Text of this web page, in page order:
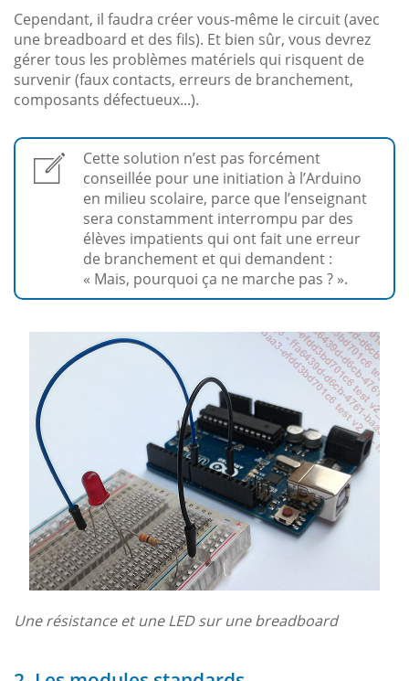
Cependant, il faudra créer vous-même le circuit (avec
une breadboard et des fils). Et bien sûr, vous devrez
gérer tous les problèmes matériels qui risquent de
survenir (faux contacts, erreurs de branchement,
composants défectueux...).
Cette solution n’est pas forcément
conseillée pour une initiation à l’Arduino
en milieu scolaire, parce que l’enseignant
sera constamment interrompu par des
élèves impatients qui ont fait une erreur
de branchement et qui demandent :
« Mais, pourquoi ça ne marche pas ? ».
Une résistance et une LED sur une breadboard